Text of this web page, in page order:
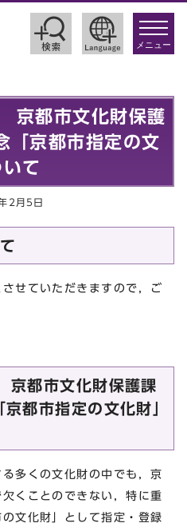
toggle
メニュー
京都市文化財保護
「京都市指定の文
て
2月5日
せていただきますので，ご
都市文化財保護課
都市指定の文化財」
多くの文化財の中でも，京
くことのできない，特に重
文化財」として指定・登録